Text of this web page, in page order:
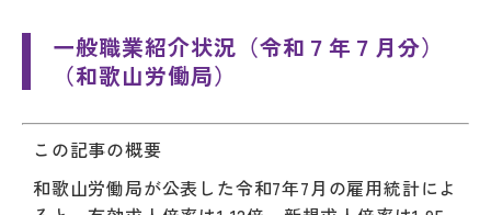
一般職業紹介状況（令和７年７月分）
（和歌山労働局）
この記事の概要
和歌山労働局が公表した令和7年7月の雇用統計によ